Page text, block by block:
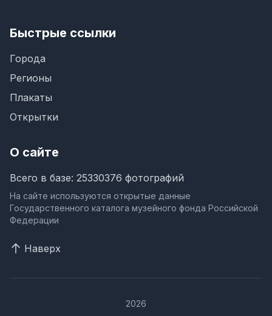
Быстрые ссылки
Города
Регионы
Плакаты
Открытки
О сайте
Всего в базе: 25330376 фотографий
На сайте используются открытые данные
Государственного каталога музейного фонда Российской
Федерации
Наверх
2026